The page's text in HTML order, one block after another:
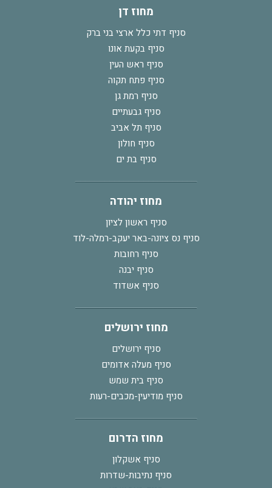
מחוז דן
סניף דתי כלל ארצי בני ברק
סניף בקעת אונו
סניף ראש העין
סניף פתח תקוה
סניף רמת גן
סניף גבעתיים
סניף תל אביב
סניף חולון
סניף בת ים
מחוז יהודה
סניף ראשון לציון
סניף נס ציונה-באר יעקב-רמלה-לוד
סניף רחובות
סניף יבנה
סניף אשדוד
מחוז ירושלים
סניף ירושלים
סניף מעלה אדומים
סניף בית שמש
סניף מודיעין-מכבים-רעות
מחוז הדרום
סניף אשקלון
סניף נתיבות-שדרות